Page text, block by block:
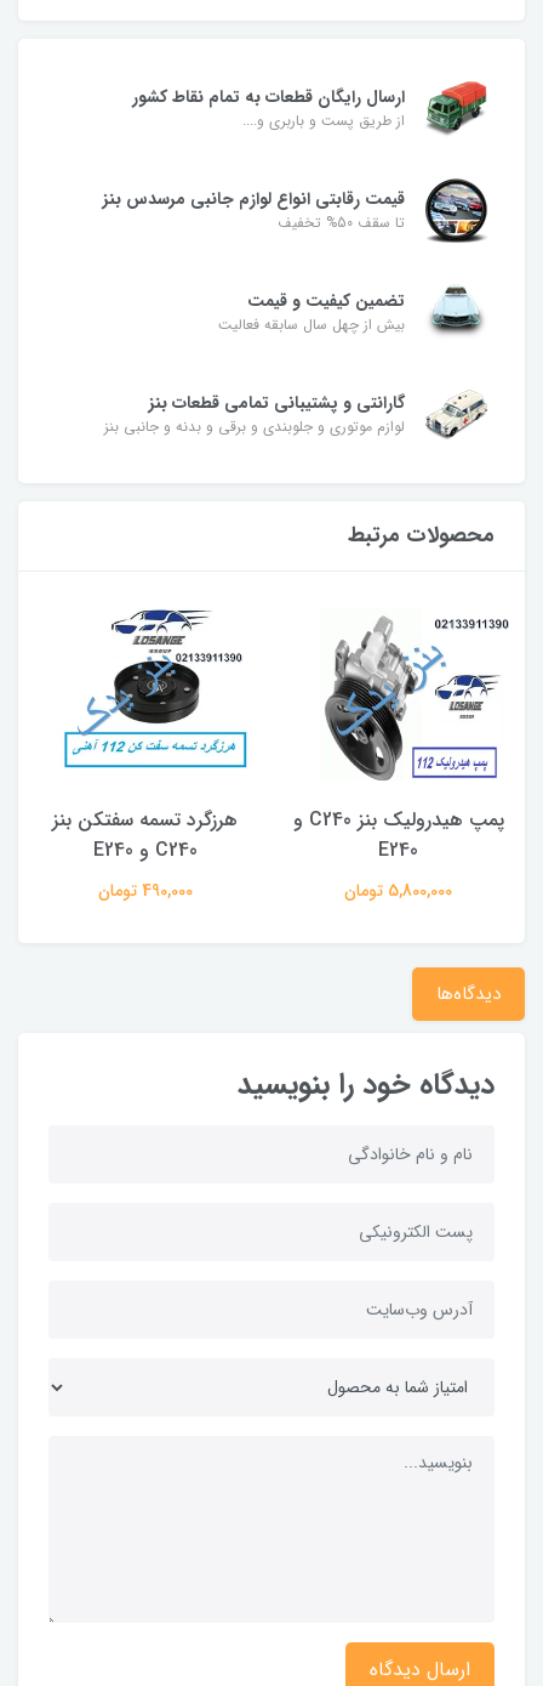
ارسال رایگان قطعات به تمام نقاط کشور
از طریق پست و باربری و....
قیمت رقابتی انواع لوازم جانبی مرسدس بنز
تا سقف 50% تخفیف
تضمین کیفیت و قیمت
بیش از چهل سال سابقه فعالیت
گارانتی و پشتیبانی تمامی قطعات بنز
لوازم موتوری و جلوبندی و برقی و بدنه و جانبی بنز
محصولات مرتبط
پمپ هیدرولیک بنز C240 و
E240
5,800,000 تومان
هرزگرد تسمه سفتکن بنز
C240 و E240
490,000 تومان
دیدگاه‌ها
دیدگاه خود را بنویسید
ارسال دیدگاه